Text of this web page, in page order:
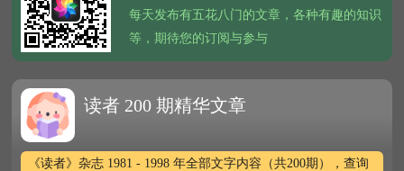
每天发布有五花八门的文章，各种有趣的知识
等，期待您的订阅与参与
读者 200 期精华文章
《读者》杂志 1981 - 1998 年全部文字内容（共200期），查询